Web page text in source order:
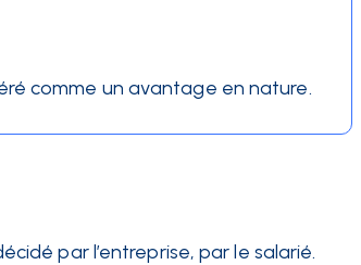
comme un avantage en nature.
par l’entreprise, par le salarié.